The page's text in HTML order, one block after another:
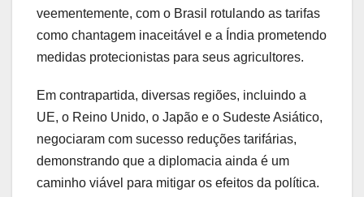
veementemente, com o Brasil rotulando as tarifas
como chantagem inaceitável e a Índia prometendo
medidas protecionistas para seus agricultores.
Em contrapartida, diversas regiões, incluindo a
UE, o Reino Unido, o Japão e o Sudeste Asiático,
negociaram com sucesso reduções tarifárias,
demonstrando que a diplomacia ainda é um
caminho viável para mitigar os efeitos da política.